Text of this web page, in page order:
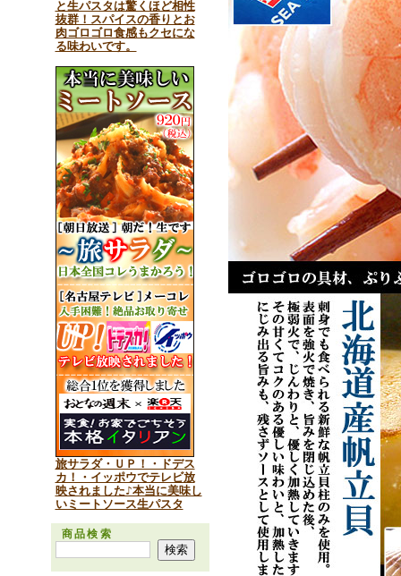
と生パスタは驚くほど相性
抜群！スパイスの香りとお
肉ゴロゴロ食感もクセにな
る味わいです。
旅サラダ・ＵＰ！・ドデス
カ！・イッポウでテレビ放
映されました♪本当に美味し
いミートソース生パスタ
商品検索